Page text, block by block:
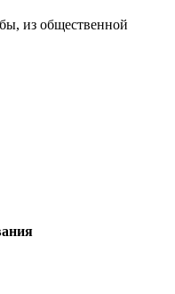
из общественной